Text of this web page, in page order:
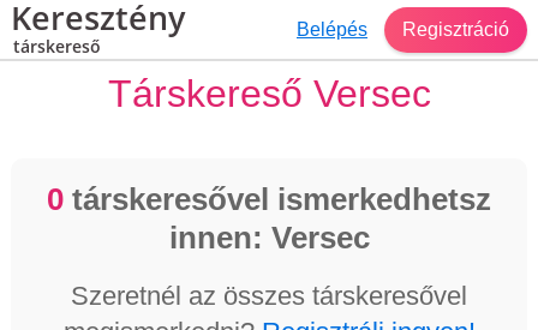
Keresztény
társkereső
Belépés Regisztráció
Társkereső Versec
0 társkeresővel ismerkedhetsz
innen: Versec
Szeretnél az összes társkeresővel